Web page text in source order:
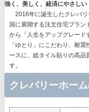
強く、美しく、経済にやさし
2016年に誕生したクレバリ
国に展開する注文住宅ブラン
から「人生をアップグレード
「ゆとり」にこだわり、耐
ースに、 総タイル貼りの高品
す。
クレバリーホー